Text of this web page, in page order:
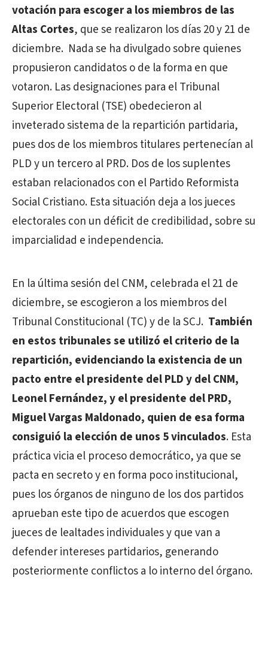
votación para escoger a los miembros de las
Altas Cortes, que se realizaron los días 20 y 21 de
diciembre. Nada se ha divulgado sobre quienes
propusieron candidatos o de la forma en que
votaron. Las designaciones para el Tribunal
Superior Electoral (TSE) obedecieron al
inveterado sistema de la repartición partidaria,
pues dos de los miembros titulares pertenecían al
PLD y un tercero al PRD. Dos de los suplentes
estaban relacionados con el Partido Reformista
Social Cristiano. Esta situación deja a los jueces
electorales con un déficit de credibilidad, sobre su
imparcialidad e independencia.
En la última sesión del CNM, celebrada el 21 de
diciembre, se escogieron a los miembros del
Tribunal Constitucional (TC) y de la SCJ. También
en estos tribunales se utilizó el criterio de la
repartición, evidenciando la existencia de un
pacto entre el presidente del PLD y del CNM,
Leonel Fernández, y el presidente del PRD,
Miguel Vargas Maldonado, quien de esa forma
consiguió la elección de unos 5 vinculados. Esta
práctica vicia el proceso democrático, ya que se
pacta en secreto y en forma poco institucional,
pues los órganos de ninguno de los dos partidos
aprueban este tipo de acuerdos que escogen
jueces de lealtades individuales y que van a
defender intereses partidarios, generando
posteriormente conflictos a lo interno del órgano.